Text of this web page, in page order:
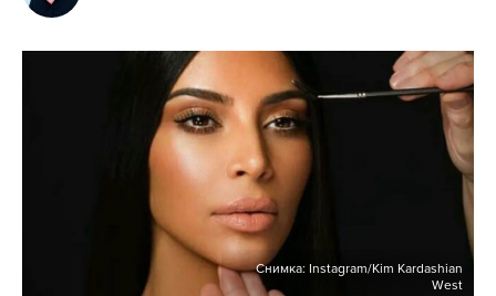
Снимка: Instagram/Kim Kardashian
West